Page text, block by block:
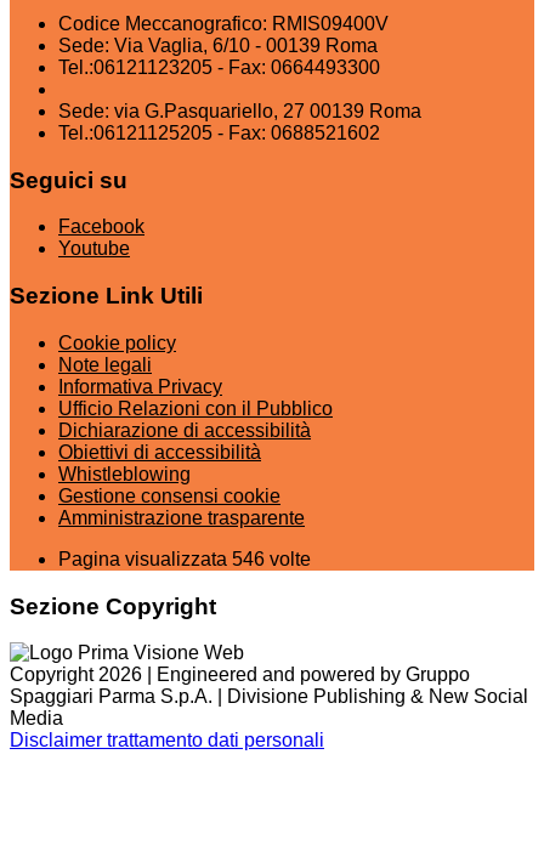
Codice Meccanografico: RMIS09400V
Sede: Via Vaglia, 6/10 - 00139 Roma
Tel.:06121123205 - Fax: 0664493300
Sede: via G.Pasquariello, 27 00139 Roma
Tel.:06121125205 - Fax: 0688521602
Seguici su
Facebook
Youtube
Sezione Link Utili
Cookie policy
Note legali
Informativa Privacy
Ufficio Relazioni con il Pubblico
Dichiarazione di accessibilità
Obiettivi di accessibilità
Whistleblowing
Gestione consensi cookie
Amministrazione trasparente
Pagina visualizzata 546 volte
Sezione Copyright
Copyright 2026 | Engineered and powered by Gruppo
Spaggiari Parma S.p.A. | Divisione Publishing & New Social
Media
Disclaimer trattamento dati personali